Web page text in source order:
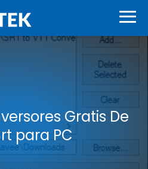
Gratis De
para PC